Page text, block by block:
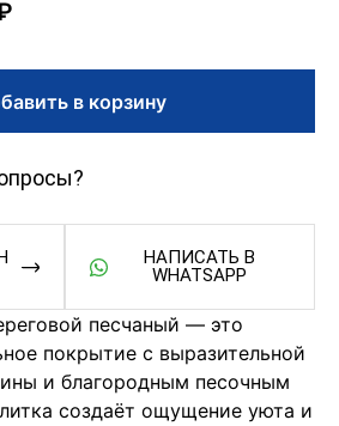
в корзину
НАПИСАТЬ В
WHATSAPP
песчаный — это
покрытие с выразительной
и благородным песочным
создаёт ощущение уюта и